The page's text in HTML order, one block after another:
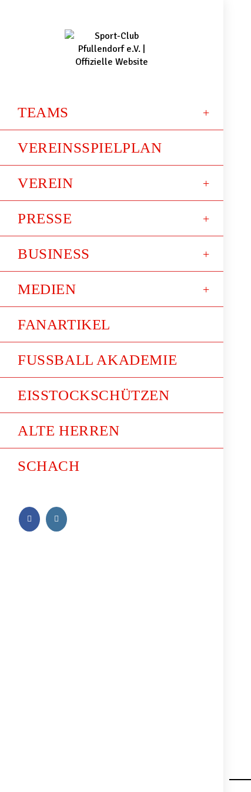
TEAMS
VEREINSSPIELPLAN
VEREIN
PRESSE
BUSINESS
MEDIEN
FANARTIKEL
FUSSBALL AKADEMIE
EISSTOCKSCHÜTZEN
ALTE HERREN
SCHACH